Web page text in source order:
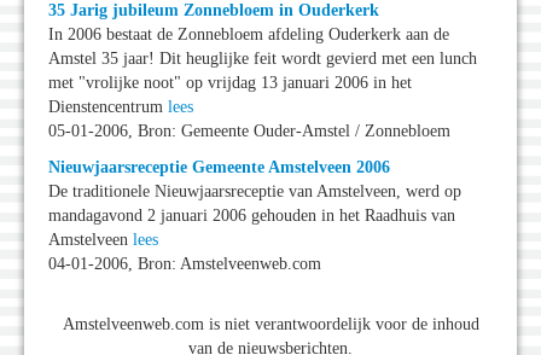
35 Jarig jubileum Zonnebloem in Ouderkerk
In 2006 bestaat de Zonnebloem afdeling Ouderkerk aan de
Amstel 35 jaar! Dit heuglijke feit wordt gevierd met een lunch
met "vrolijke noot" op vrijdag 13 januari 2006 in het
Dienstencentrum lees
05-01-2006, Bron: Gemeente Ouder-Amstel / Zonnebloem
Nieuwjaarsreceptie Gemeente Amstelveen 2006
De traditionele Nieuwjaarsreceptie van Amstelveen, werd op
mandagavond 2 januari 2006 gehouden in het Raadhuis van
Amstelveen lees
04-01-2006, Bron: Amstelveenweb.com
Amstelveenweb.com is niet verantwoordelijk voor de inhoud
van de nieuwsberichten.